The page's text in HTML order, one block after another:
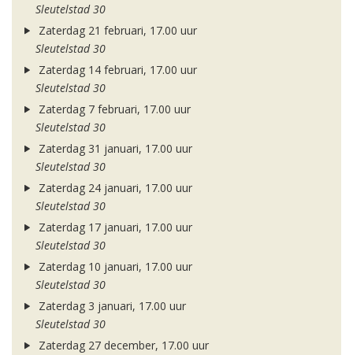
Sleutelstad 30
Zaterdag 21 februari, 17.00 uur
Sleutelstad 30
Zaterdag 14 februari, 17.00 uur
Sleutelstad 30
Zaterdag 7 februari, 17.00 uur
Sleutelstad 30
Zaterdag 31 januari, 17.00 uur
Sleutelstad 30
Zaterdag 24 januari, 17.00 uur
Sleutelstad 30
Zaterdag 17 januari, 17.00 uur
Sleutelstad 30
Zaterdag 10 januari, 17.00 uur
Sleutelstad 30
Zaterdag 3 januari, 17.00 uur
Sleutelstad 30
Zaterdag 27 december, 17.00 uur